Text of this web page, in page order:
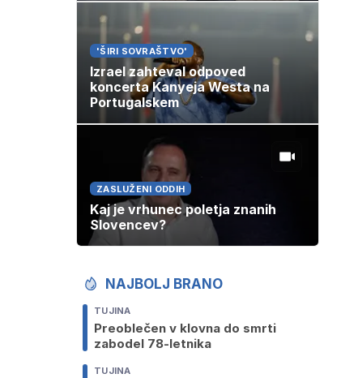
'ŠIRI SOVRAŠTVO'
Izrael zahteval odpoved
koncerta Kanyeja Westa na
Portugalskem
ZASLUŽENI ODDIH
Kaj je vrhunec poletja znanih
Slovencev?
NAJBOLJ BRANO
TUJINA
Preoblečen v klovna do smrti
zabodel 78-letnika
TUJINA